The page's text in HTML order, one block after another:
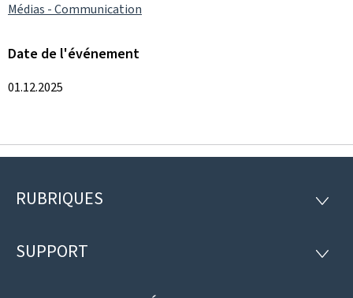
Médias - Communication
Date de l'événement
01.12.2025
Pied
page
RUBRIQUES
SUPPORT